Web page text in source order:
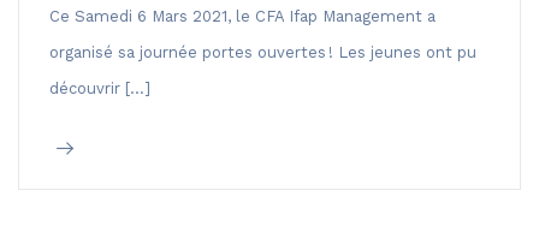
Ce Samedi 6 Mars 2021, le CFA Ifap Management a
organisé sa journée portes ouvertes ! Les jeunes ont pu
découvrir […]